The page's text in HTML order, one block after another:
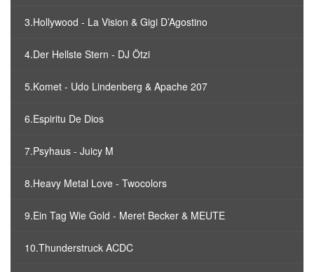
3.Hollywood - La Vision & Gigi D’Agostino
4.Der Hellste Stern - DJ Ötzi
5.Komet - Udo Lindenberg & Apache 207
6.Espiritu De Dios
7.Psyhaus - Juicy M
8.Heavy Metal Love - Twocolors
9.Ein Tag Wie Gold - Meret Becker & MEUTE
10.Thunderstruck ACDC